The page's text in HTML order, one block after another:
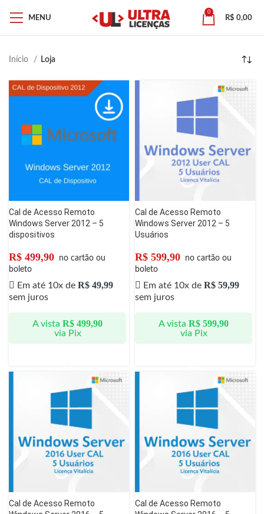
MENU
0
R$ 0,00
Início Loja
Cal de Acesso Remoto
Windows Server 2012 – 5
dispositivos
R$ 499,90
no cartão ou
boleto
A vista R$ 499,90
via Pix
Em até 10x de R$ 49,99
sem juros
Cal de Acesso Remoto
Windows Server 2012 – 5
Usuários
R$ 599,90
no cartão ou
boleto
A vista R$ 599,90
via Pix
Em até 10x de R$ 59,99
sem juros
Cal de Acesso Remoto
Cal de Acesso Remoto